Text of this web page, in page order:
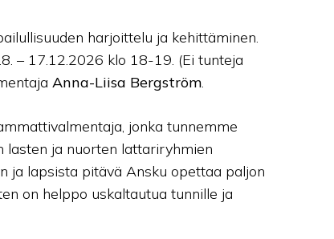
harjoittelu ja kehittäminen.
– 17.12.2026 klo 18-19. (Ei tunteja
Anna-Liisa Bergström.
jonka tunnemme
lasten ja nuorten lattariryhmien
ja lapsista pitävä Ansku opettaa paljon
on helppo uskaltautua tunnille ja